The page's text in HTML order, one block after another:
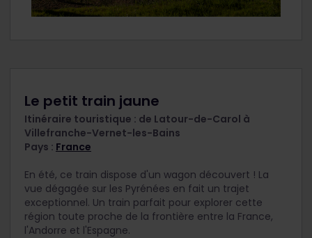
Le petit train jaune
Itinéraire touristique : de Latour-de-Carol à
Villefranche-Vernet-les-Bains
Pays : France
En été, ce train dispose d'un wagon découvert ! La
vue dégagée sur les Pyrénées en fait un trajet
exceptionnel. Un train parfait pour explorer cette
région toute proche de la frontière entre la France,
l'Andorre et l'Espagne.